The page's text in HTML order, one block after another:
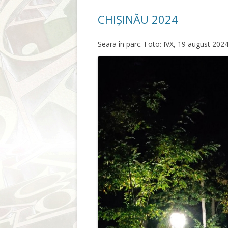
CHIȘINĂU 2024
Seara în parc. Foto: IVX, 19 august 2024